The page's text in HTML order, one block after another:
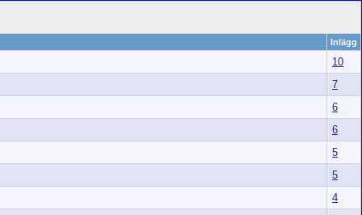
Inlägg
10
7
6
6
5
5
4